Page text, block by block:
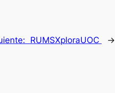
RUMSXploraUOC →